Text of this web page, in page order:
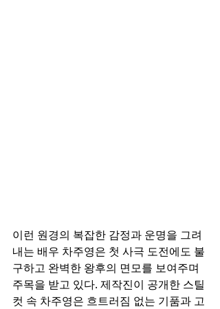
이런 원경의 복잡한 감정과 운명을 그려
내는 배우 차주영은 첫 사극 도전에도 불
구하고 완벽한 왕후의 면모를 보여주며
주목을 받고 있다. 제작진이 공개한 스틸
컷 속 차주영은 흐트러짐 없는 기품과 고